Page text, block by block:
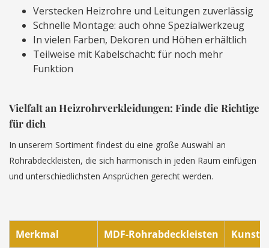
Verstecken Heizrohre und Leitungen zuverlässig
Schnelle Montage: auch ohne Spezialwerkzeug
In vielen Farben, Dekoren und Höhen erhältlich
Teilweise mit Kabelschacht: für noch mehr
Funktion
Vielfalt an Heizrohrverkleidungen: Finde die Richtige
für dich
In unserem Sortiment findest du eine große Auswahl an
Rohrabdeckleisten, die sich harmonisch in jeden Raum einfügen
und unterschiedlichsten Ansprüchen gerecht werden.
Merkmal MDF-Rohrabdeckleisten